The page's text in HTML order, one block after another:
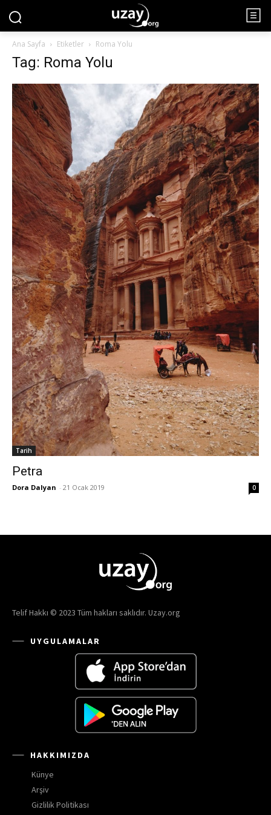
Ana Sayfa Etiketler Roma Yolu
Tag: Roma Yolu
Tarih
Petra
Dora Dalyan - 21 Ocak 2019 0
Telif Hakkı © 2023 Tüm hakları saklıdır. Uzay.org
UYGULAMALAR
HAKKIMIZDA
Künye
Arşiv
Gizlilik Politikası